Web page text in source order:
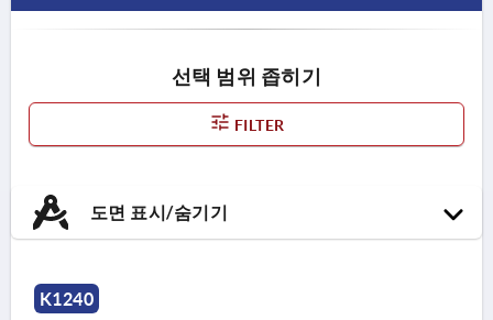
선택 범위 좁히기
FILTER
도면 표시/숨기기
K1240